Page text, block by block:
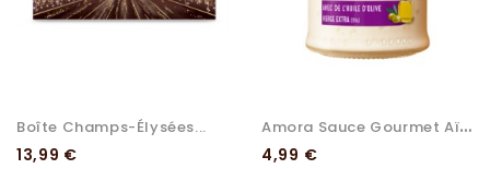
Boîte Champs-Élysées...
Preço
13,99 €
A
Mora Sauce Gourmet Aïoli
Preço
4,99 €